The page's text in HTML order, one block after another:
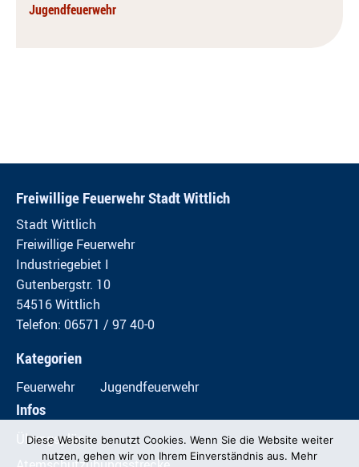
Jugendfeuerwehr
Freiwillige Feuerwehr Stadt Wittlich
Stadt Wittlich
Freiwillige Feuerwehr
Industriegebiet I
Gutenbergstr. 10
54516 Wittlich
Telefon: 06571 / 97 40-0
Kategorien
Feuerwehr Jugendfeuerwehr
Infos
Übungspläne
Diese Website benutzt Cookies. Wenn Sie die Website weiter
nutzen, gehen wir von Ihrem Einverständnis aus. Mehr